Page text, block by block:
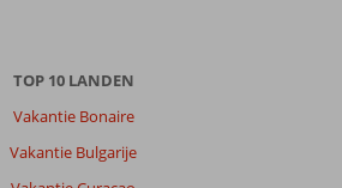
TOP 10 LANDEN
Vakantie Bonaire
Vakantie Bulgarije